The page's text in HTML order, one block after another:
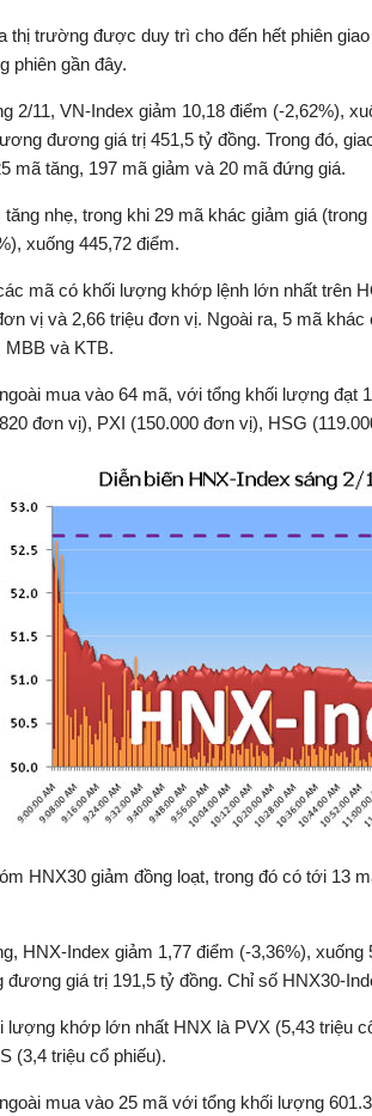
thị trường được duy trì cho đến hết phiên
phiên gần đây.
2/11, VN-Index giảm 10,18 điểm (-2,62%),
đương giá trị 451,5 tỷ đồng. Trong đó,
mã tăng, 197 mã giảm và 20 mã đứng giá.
nhẹ, trong khi 29 mã khác giảm giá
xuống 445,72 điểm.
mã có khối lượng khớp lệnh lớn nhất trên
vị và 2,66 triệu đơn vị. Ngoài ra, 5 mã
MBB và KTB.
mua vào 64 mã, với tổng khối lượng đạt
đơn vị), PXI (150.000 đơn vị), HSG
HNX30 giảm đồng loạt, trong đó có tới 13
HNX-Index giảm 1,77 điểm (-3,36%),
giá trị 191,5 tỷ đồng. Chỉ số HNX30-
lượng khớp lớn nhất HNX là PVX (5,43 triệu
(3,4 triệu cổ phiếu).
mua vào 25 mã với tổng khối lượng